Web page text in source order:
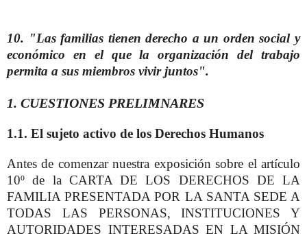
10. "Las familias tienen derecho a un orden social y
económico en el que la organización del trabajo
permita a sus miembros vivir juntos".
1. CUESTIONES PRELIMNARES
1.1. El sujeto activo de los Derechos Humanos
Antes de comenzar nuestra exposición sobre el artículo
10º de la CARTA DE LOS DERECHOS DE LA
FAMILIA PRESENTADA POR LA SANTA SEDE A
TODAS LAS PERSONAS, INSTITUCIONES Y
AUTORIDADES INTERESADAS EN LA MISIÓN